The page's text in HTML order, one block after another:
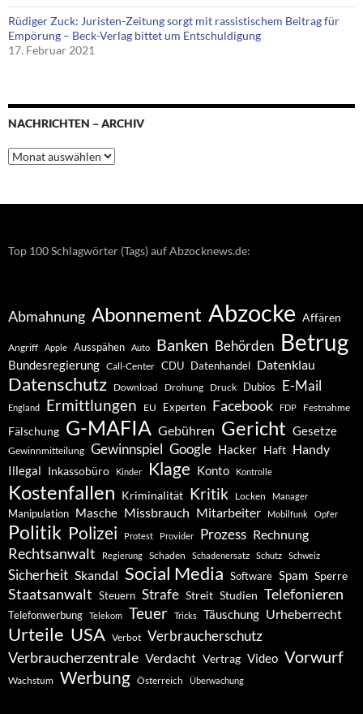
Rüdiger Zuck: Juristen-Zeitung sorgt mit rassistischem Beitrag für
Empörung – Beck-Verlag bittet um Entschuldigung
17. Februar 2021
NACHRICHTEN – ARCHIV
Nachrichten
–
Top 100 Schlagwörter (Tags) auf Abzocknews.de:
Abmahnung Abonnement Abzocke Affären
Angriff Apple Ausspähen Auto Banken Behörden Betrug
Bundesregierung Call-Center CDU Datenhandel Datenklau
Datenschutz Download Drohung Druck Dubios E-Mail
England Ermittlungen EU Experten Facebook FDP Festnahme
Fälschung G-MAFIA Gebühren Gericht Gesetze
Gewinnmitteilung Gewinnspiel Google Hacker Haft Handy
Illegal Inkassobüro Kinder Klage Konto Kontrolle
Kostenfallen Kriminalität Kritik Locken Manager
Manipulation Masche Missbrauch Mitarbeiter Mobilfunk Opfer
Politik Polizei Protest Provider Prozess Rechnung
Rechtsanwalt Regierung Schaden Schadenersatz Schutz Schweiz
Sicherheit Skandal Social Media Software Spam Sperre
Staatsanwalt Steuern Strafe Streit Studien Telefonieren
Telefonwerbung Telekom Teuer Tricks Täuschung Urheberrecht
Urteile USA Verbot Verbraucherschutz
Verbraucherzentrale Verdacht Vertrag Video Vorwurf
Wachstum Werbung Österreich Überwachung